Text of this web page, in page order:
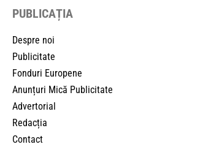
PUBLICAȚIA
Despre noi
Publicitate
Fonduri Europene
Anunțuri Mică Publicitate
Advertorial
Redacția
Contact